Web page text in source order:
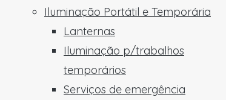
Iluminação Portátil e Temporária
Lanternas
Iluminação p/trabalhos
temporários
Serviços de emergência